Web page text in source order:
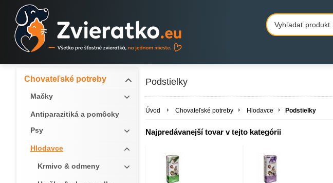
Chovateľské potreby
Mačky
Antiparazitiká a pomôcky
Psy
Hlodavce
Krmivo & odmeny
Podstielky
Úvod Chovateľské potreby Hlodavce Podstielky
Najpredávanejší tovar v tejto kategórii